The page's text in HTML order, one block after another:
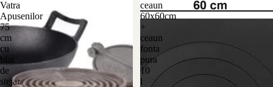
Vatra
Apusenilor
75
cm
cu
blat
de
stejar
ceaun
60x60cm
+
ceaun
fonta
pura
10
l